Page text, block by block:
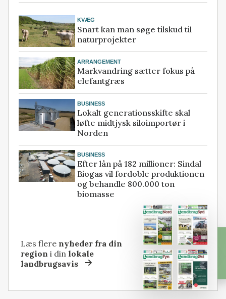
KVÆG
Snart kan man søge tilskud til
naturprojekter
ARRANGEMENT
Markvandring sætter fokus på
elefantgræs
BUSINESS
Lokalt generationsskifte skal
løfte midtjysk siloimportør i
Norden
BUSINESS
Efter lån på 182 millioner: Sindal
Biogas vil fordoble produktionen
og behandle 800.000 ton
biomasse
Læs flere nyheder fra din
region i dinlokale
landbrugsavis